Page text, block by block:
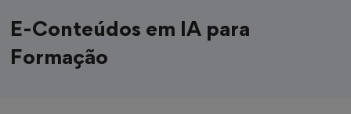
E-Conteúdos em IA para
Formação